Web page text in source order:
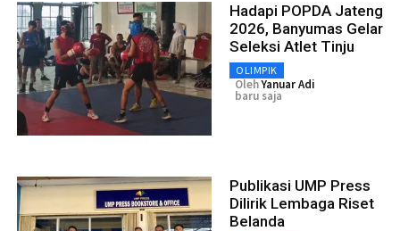
Hadapi POPDA Jateng
2026, Banyumas Gelar
Seleksi Atlet Tinju
OLIMPIK
OlehYanuar Adi
baru saja
Publikasi UMP Press
Dilirik Lembaga Riset
Belanda